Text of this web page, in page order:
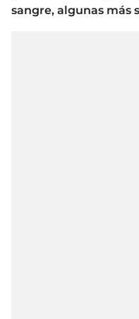
sangre, algunas más